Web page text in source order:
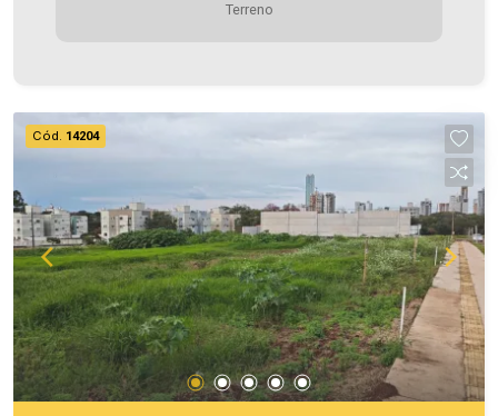
Fotos meramente ilustrativas
Terreno
Cód. 14204